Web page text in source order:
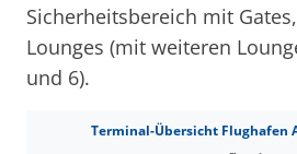
Sicherheitsbereich mit
Lounges (mit weiteren
und 6).